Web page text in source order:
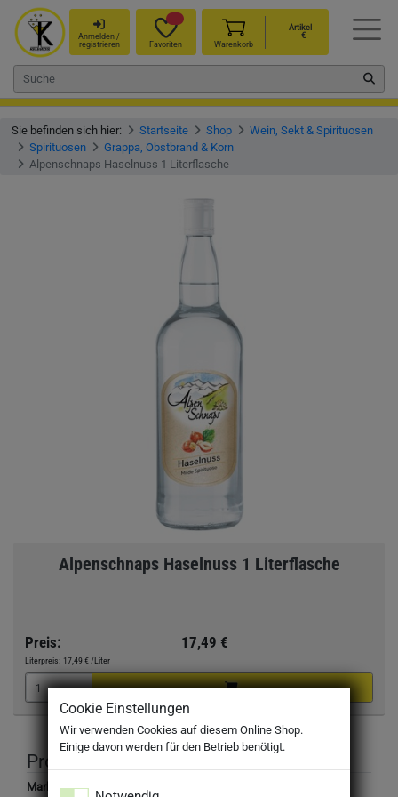
Anmelden /
registrieren
Favoriten Warenkorb
Artikel
€
Sie befinden sich hier: Startseite Shop
Wein, Sekt & Spirituosen
Spirituosen
Grappa, Obstbrand & Korn
Alpenschnaps Haselnuss 1 Literflasche
Alpenschnaps Haselnuss 1 Literflasche
Preis: 17,49 €
Literpreis: 17,49 € /Liter
Produktbeschreibung
Marke:
Cookie Einstellungen
Wir verwenden Cookies auf diesem Online Shop.
Einige davon werden für den Betrieb benötigt.